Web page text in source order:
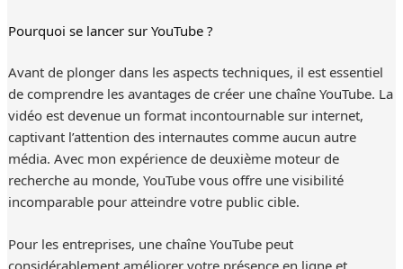
Pourquoi se lancer sur YouTube ?
Avant de plonger dans les aspects techniques, il est essentiel
de comprendre les avantages de créer une chaîne YouTube. La
vidéo est devenue un format incontournable sur internet,
captivant l’attention des internautes comme aucun autre
média. Avec mon expérience de deuxième moteur de
recherche au monde, YouTube vous offre une visibilité
incomparable pour atteindre votre public cible.
Pour les entreprises, une chaîne YouTube peut